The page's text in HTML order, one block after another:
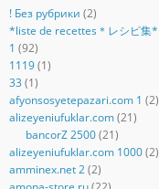
! Без рубрики (2)
*liste de recettes＊レシピ集*
1 (92)
1119(1)
33 (1)
afyonsosyetepazari.com 1 (2)
alizeyeniufuklar.com(21)
bancorZ 2500(21)
alizeyeniufuklar.com 1000(2)
amminex.net 2(2)